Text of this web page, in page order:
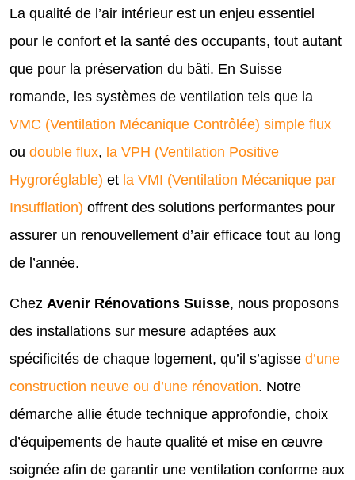
La qualité de l’air intérieur est un enjeu essentiel
pour le confort et la santé des occupants, tout autant
que pour la préservation du bâti. En Suisse
romande, les systèmes de ventilation tels que la
VMC (Ventilation Mécanique Contrôlée) simple flux
ou double flux, la VPH (Ventilation Positive
Hygroréglable) et la VMI (Ventilation Mécanique par
Insufflation) offrent des solutions performantes pour
assurer un renouvellement d’air efficace tout au long
de l’année.
Chez Avenir Rénovations Suisse, nous proposons
des installations sur mesure adaptées aux
spécificités de chaque logement, qu’il s’agisse d’une
construction neuve ou d’une rénovation. Notre
démarche allie étude technique approfondie, choix
d’équipements de haute qualité et mise en œuvre
soignée afin de garantir une ventilation conforme aux